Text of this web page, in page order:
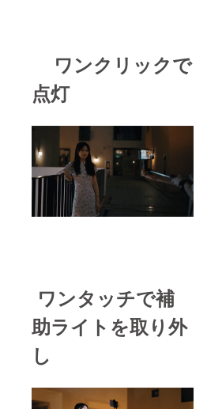
ワンクリックで
点灯
ワンタッチで補
助ライトを取り外
し